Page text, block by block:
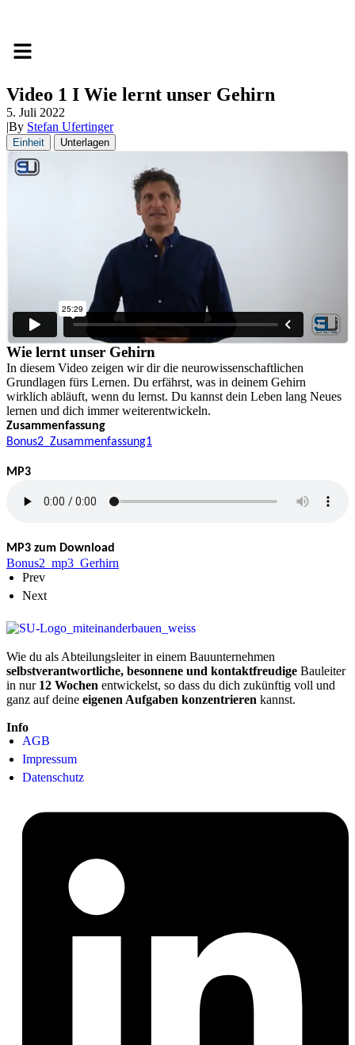
Video 1 I Wie lernt unser Gehirn
5. Juli 2022
|By Stefan Ufertinger
Einheit Unterlagen
Wie lernt unser Gehirn
In diesem Video zeigen wir dir die neurowissenschaftlichen
Grundlagen fürs Lernen. Du erfährst, was in deinem Gehirn
wirklich abläuft, wenn du lernst. Du kannst dein Leben lang Neues
lernen und dich immer weiterentwickeln.
Zusammenfassung
Bonus2_Zusammenfassung1
MP3
MP3 zum Download
Bonus2_mp3_Gerhirn
Prev
Next
Wie du als Abteilungsleiter in einem Bauunternehmen
selbstverantwortliche, besonnene und kontaktfreudige Bauleiter
in nur 12 Wochen entwickelst, so dass du dich zukünftig voll und
ganz auf deine eigenen Aufgaben konzentrieren kannst.
Info
AGB
Impressum
Datenschutz